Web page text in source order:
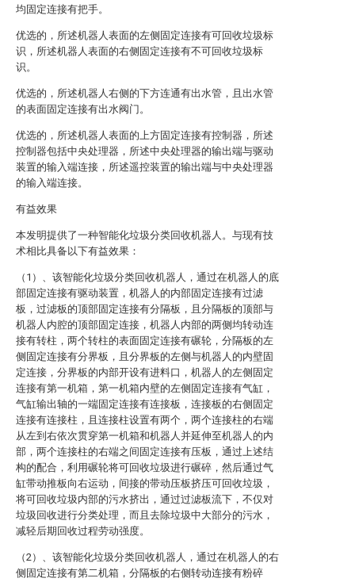
均固定连接有把手。
优选的，所述机器人表面的左侧固定连接有可回收垃圾标
识，所述机器人表面的右侧固定连接有不可回收垃圾标
识。
优选的，所述机器人右侧的下方连通有出水管，且出水管
的表面固定连接有出水阀门。
优选的，所述机器人表面的上方固定连接有控制器，所述
控制器包括中央处理器，所述中央处理器的输出端与驱动
装置的输入端连接，所述遥控装置的输出端与中央处理器
的输入端连接。
有益效果
本发明提供了一种智能化垃圾分类回收机器人。与现有技
术相比具备以下有益效果：
（1）、该智能化垃圾分类回收机器人，通过在机器人的底
部固定连接有驱动装置，机器人的内部固定连接有过滤
板，过滤板的顶部固定连接有分隔板，且分隔板的顶部与
机器人内腔的顶部固定连接，机器人内部的两侧均转动连
接有转柱，两个转柱的表面固定连接有碾轮，分隔板的左
侧固定连接有分界板，且分界板的左侧与机器人的内壁固
定连接，分界板的内部开设有进料口，机器人的左侧固定
连接有第一机箱，第一机箱内壁的左侧固定连接有气缸，
气缸输出轴的一端固定连接有连接板，连接板的右侧固定
连接有连接柱，且连接柱设置有两个，两个连接柱的右端
从左到右依次贯穿第一机箱和机器人并延伸至机器人的内
部，两个连接柱的右端之间固定连接有压板，通过上述结
构的配合，利用碾轮将可回收垃圾进行碾碎，然后通过气
缸带动推板向右运动，间接的带动压板挤压可回收垃圾，
将可回收垃圾内部的污水挤出，通过过滤板流下，不仅对
垃圾回收进行分类处理，而且去除垃圾中大部分的污水，
减轻后期回收过程劳动强度。
（2）、该智能化垃圾分类回收机器人，通过在机器人的右
侧固定连接有第二机箱，分隔板的右侧转动连接有粉碎